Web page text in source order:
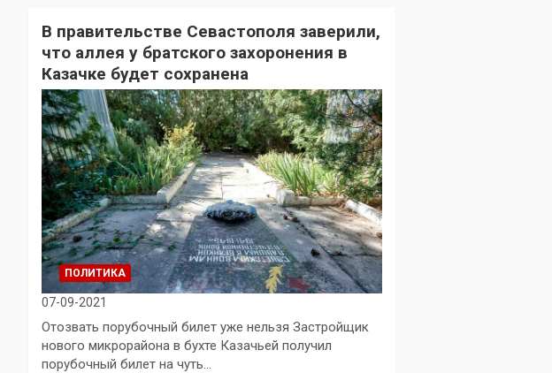
В правительстве Севастополя заверили,
что аллея у братского захоронения в
Казачке будет сохранена
ПОЛИТИКА
07-09-2021
Отозвать порубочный билет уже нельзя Застройщик
нового микрорайона в бухте Казачьей получил
порубочный билет на чуть…